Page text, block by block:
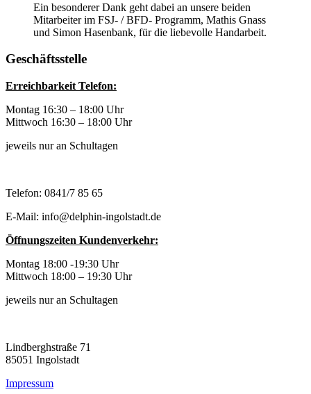
Ein besonderer Dank geht dabei an unsere beiden
Mitarbeiter im FSJ- / BFD- Programm, Mathis Gnass
und Simon Hasenbank, für die liebevolle Handarbeit.
Geschäftsstelle
Erreichbarkeit Telefon:
Montag 16:30 – 18:00 Uhr
Mittwoch 16:30 – 18:00 Uhr
jeweils nur an Schultagen
Telefon: 0841/7 85 65
E-Mail: info@delphin-ingolstadt.de
Öffnungszeiten Kundenverkehr:
Montag 18:00 -19:30 Uhr
Mittwoch 18:00 – 19:30 Uhr
jeweils nur an Schultagen
Lindberghstraße 71
85051 Ingolstadt
Impressum